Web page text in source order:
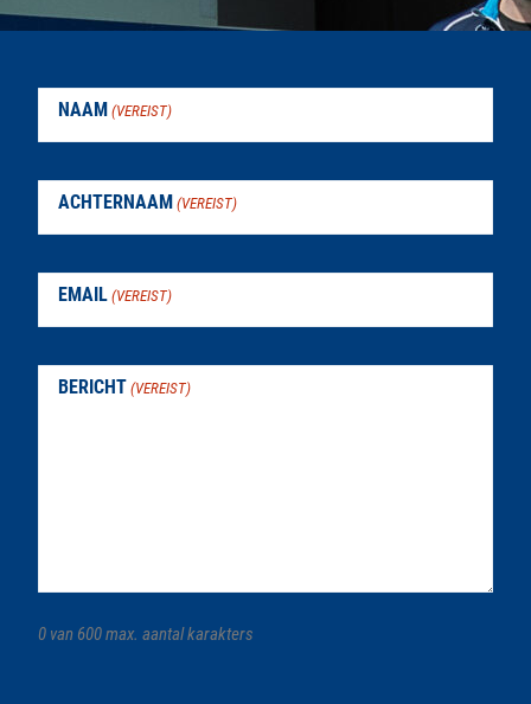
Nieuws
Agenda
NAAM (VEREIST)
ACHTERNAAM (VEREIST)
EMAIL (VEREIST)
BERICHT (VEREIST)
0 van 600 max. aantal karakters